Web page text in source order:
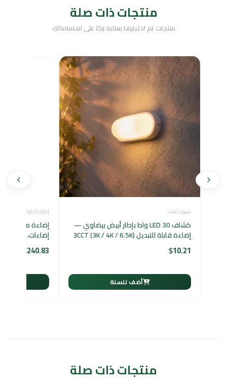
منتجات ذات صلة
منتجات تم اختيارها بعناية بناءً على اهتماماتك
سبوت لايت
كشاف LED 30 واط بإطار أبيض بيضاوي —
إضاءة قابلة للتبديل 3CCT (3K / 4K / 6.5K)
$10.21
أضف للسلة
إنارة داخلية
إضاءات، 18 واط، قطر 40 سم
$240.83
منتجات ذات صلة